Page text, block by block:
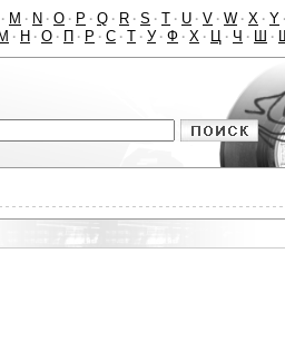
· M · N · O · P · Q · R · S · T · U · V · W · X · Y ·
М · Н · О · П · Р · С · Т · У · Ф · Х · Ц · Ч · Ш ·